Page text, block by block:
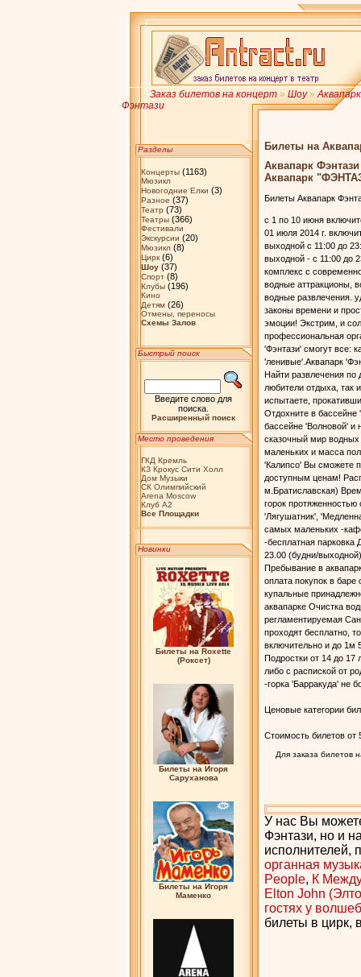
Заказ билетов на концерт» Шоу»Аквапарк
Фэнтази
Разделы
Концерты(1163)
Мюзикл
Новогодние Елки (3)
Разное (37)
Театр (73)
Театры(366)
Фестивали
Экскурсии (20)
Мюзикл(8)
Цирк(6)
Шоу(37)
Спорт(8)
Клубы(196)
Кино
Детям(26)
Отмены, переносы
Схемы Залов
Быстрый поиск
Введите слово для
поиска.
Расширенный поиск
Место проведения
ГКД Кремль
КЗ Крокус Сити Холл
Дом Музыки
СК Олимпийский
Arena Moscow
Клуб А2
Bсе Площадки
Новинки
Билеты на Roxette
(Роксет)
Билеты на Игоря
Саруханова
Билеты на Игоря
Маменко
Билеты на
Аквапарк Фэнтази
Аквапарк
Билеты Аквапарк
с 1 по 10 июня
01 июля 2014 г.
выходной с 11:00 до
выходной - с 11:00 до
комплекс с
водные аттракционы,
водные развлечения.
законы времени и
эмоции! Экстрим, и
профессиональная
'Фэнтази' смогут все:
'ленивые'.Аквапарк
Найти развлечения по
любители отдыха,
испытаете,
Отдохните в бассейне
бассейне 'Волновой' и
сказочный мир водных
маленьких и масса
'Калипсо' Вы сможете
доступным ценам!
м.Братиславская)
горок
'Лягушатник',
самых маленьких -
-бесплатная
23.00 (будни/
Пребывание в
оплата покупок в
купальные
аквапарке Очистка
регламентируемая
проходят бесплатно,
включительно и до 1м
Подростки от 14 до 17
либо с распиской от
-горка 'Барракуда' не
Ценовые категории
Стоимость билетов от
Для заказа билетов
У нас Вы
Фэнтази, но и
исполнителей,
органная
People, К
Elton John
гостях у
билеты в цирк,